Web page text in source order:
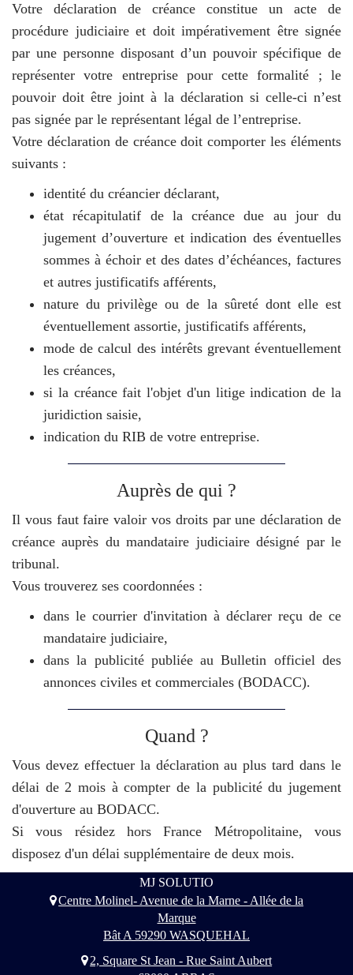
Votre déclaration de créance constitue un acte de
procédure judiciaire et doit impérativement être signée
par une personne disposant d’un pouvoir spécifique de
représenter votre entreprise pour cette formalité ; le
pouvoir doit être joint à la déclaration si celle-ci n’est
pas signée par le représentant légal de l’entreprise.
Votre déclaration de créance doit comporter les éléments
suivants :
identité du créancier déclarant,
état récapitulatif de la créance due au jour du
jugement d’ouverture et indication des éventuelles
sommes à échoir et des dates d’échéances, factures
et autres justificatifs afférents,
nature du privilège ou de la sûreté dont elle est
éventuellement assortie, justificatifs afférents,
mode de calcul des intérêts grevant éventuellement
les créances,
si la créance fait l'objet d'un litige indication de la
juridiction saisie,
indication du RIB de votre entreprise.
Auprès de qui ?
Il vous faut faire valoir vos droits par une déclaration de
créance auprès du mandataire judiciaire désigné par le
tribunal.
Vous trouverez ses coordonnées :
dans le courrier d'invitation à déclarer reçu de ce
mandataire judiciaire,
dans la publicité publiée au Bulletin officiel des
annonces civiles et commerciales (BODACC).
Quand ?
Vous devez effectuer la déclaration au plus tard dans le
délai de 2 mois à compter de la publicité du jugement
d'ouverture au BODACC.
Si vous résidez hors France Métropolitaine, vous
disposez d'un délai supplémentaire de deux mois.
MJ SOLUTIO
Centre Molinel- Avenue de la Marne - Allée de la
Marque
Bât A 59290 WASQUEHAL
2, Square St Jean - Rue Saint Aubert